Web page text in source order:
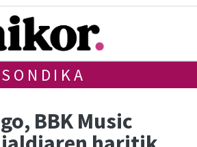
SONDIKA
BBK Music